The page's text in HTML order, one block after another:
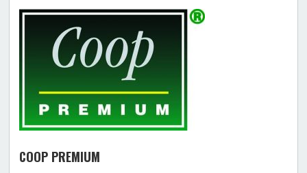
COOP PREMIUM